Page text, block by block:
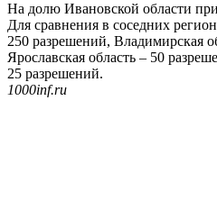
На долю Ивановской области
Для сравнения в соседних
250 разрешений, Владимирская
Ярославская область – 50
25 разрешений.
1000inf.ru